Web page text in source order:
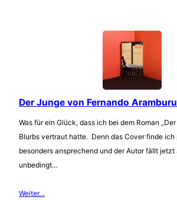
Der Junge von Fernando Aramburu
Was für ein Glück, dass ich bei dem Roman
Blurbs vertraut hatte. Denn das Cover finde
besonders ansprechend und der Autor fällt
unbedingt…
Weiter…